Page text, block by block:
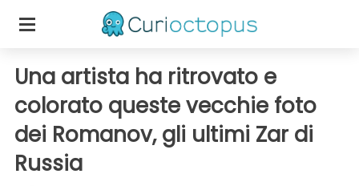
Una artista ha ritrovato e
colorato queste vecchie foto
dei Romanov, gli ultimi Zar di
Russia